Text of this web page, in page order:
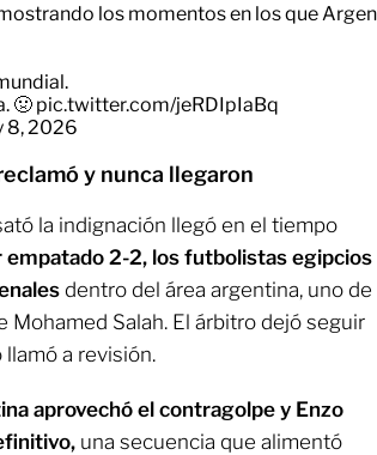
los momentos en los que
🤢 pic.twitter.com/jeRDIpIaBq
8, 2026
y nunca llegaron
la indignación llegó en el tiempo
empatado 2-2, los futbolistas egipcios
dentro del área argentina, uno de
Salah. El árbitro dejó seguir
llamó a revisión.
aprovechó el contragolpe y Enzo
una secuencia que alimentó